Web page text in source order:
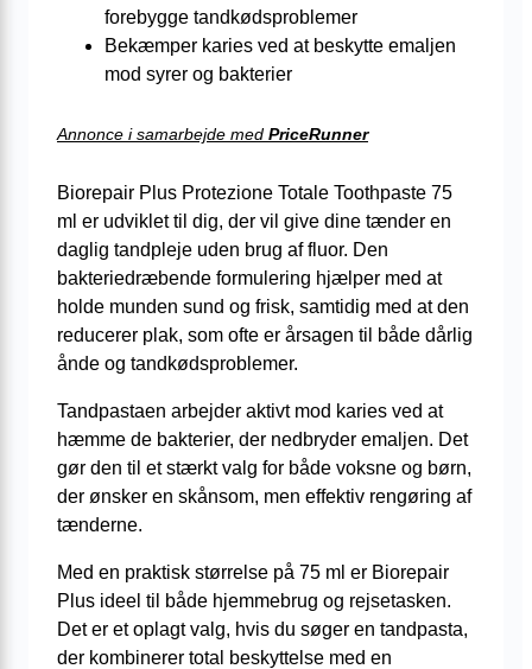
forebygge tandkødsproblemer
Bekæmper karies ved at beskytte emaljen
mod syrer og bakterier
Annonce i samarbejde med PriceRunner
Biorepair Plus Protezione Totale Toothpaste 75
ml er udviklet til dig, der vil give dine tænder en
daglig tandpleje uden brug af fluor. Den
bakteriedræbende formulering hjælper med at
holde munden sund og frisk, samtidig med at den
reducerer plak, som ofte er årsagen til både dårlig
ånde og tandkødsproblemer.
Tandpastaen arbejder aktivt mod karies ved at
hæmme de bakterier, der nedbryder emaljen. Det
gør den til et stærkt valg for både voksne og børn,
der ønsker en skånsom, men effektiv rengøring af
tænderne.
Med en praktisk størrelse på 75 ml er Biorepair
Plus ideel til både hjemmebrug og rejsetasken.
Det er et oplagt valg, hvis du søger en tandpasta,
der kombinerer total beskyttelse med en